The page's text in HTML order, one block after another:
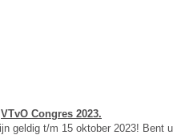
VTvO Congres 2023.
geldig t/m 15 oktober 2023! Bent u